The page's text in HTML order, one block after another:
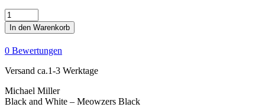
Black
and
White
-
Meowzers
Black
Menge
In den Warenkorb
0 Bewertungen
Versand ca.1-3 Werktage
Michael Miller
Black and White – Meowzers Black